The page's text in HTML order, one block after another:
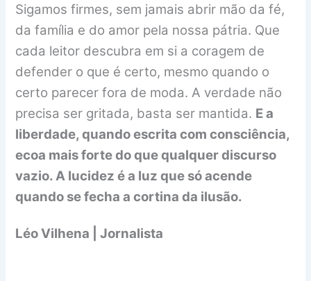
Sigamos firmes, sem jamais abrir mão da fé,
da família e do amor pela nossa pátria. Que
cada leitor descubra em si a coragem de
defender o que é certo, mesmo quando o
certo parecer fora de moda. A verdade não
precisa ser gritada, basta ser mantida. E a
liberdade, quando escrita com consciência,
ecoa mais forte do que qualquer discurso
vazio. A lucidez é a luz que só acende
quando se fecha a cortina da ilusão.
Léo Vilhena | Jornalista